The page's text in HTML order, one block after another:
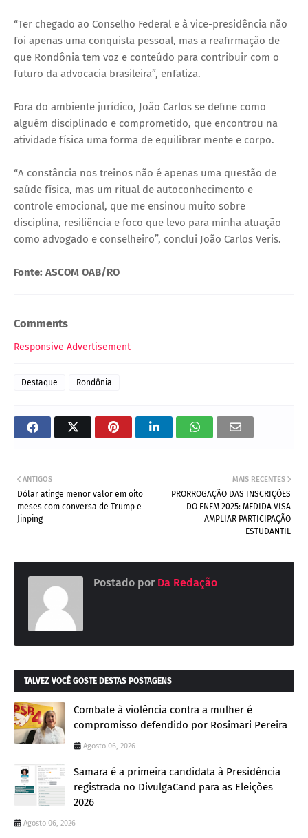
“Ter chegado ao Conselho Federal e à vice-presidência não
foi apenas uma conquista pessoal, mas a reafirmação de
que Rondônia tem voz e conteúdo para contribuir com o
futuro da advocacia brasileira”, enfatiza.
Fora do ambiente jurídico, João Carlos se define como
alguém disciplinado e comprometido, que encontrou na
atividade física uma forma de equilibrar mente e corpo.
“A constância nos treinos não é apenas uma questão de
saúde física, mas um ritual de autoconhecimento e
controle emocional, que me ensinou muito sobre
disciplina, resiliência e foco que levo para minha atuação
como advogado e conselheiro”, conclui João Carlos Veris.
Fonte: ASCOM OAB/RO
Comments
Responsive Advertisement
Destaque Rondônia
MAIS RECENTES
PRORROGAÇÃO DAS INSCRIÇÕES
DO ENEM 2025: MEDIDA VISA
AMPLIAR PARTICIPAÇÃO
ESTUDANTIL
ANTIGOS
Dólar atinge menor valor em oito
meses com conversa de Trump e
Jinping
Postado por Da Redação
TALVEZ VOCÊ GOSTE DESTAS POSTAGENS
Combate à violência contra a mulher é
compromisso defendido por Rosimari Pereira
Agosto 06, 2026
Samara é a primeira candidata à Presidência
registrada no DivulgaCand para as Eleições
2026
Agosto 06, 2026